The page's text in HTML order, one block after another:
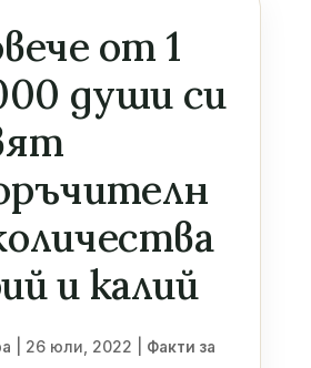
от 1
души си
и калий
26 юли, 2022
Факти за